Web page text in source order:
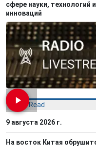
сфере науки, технологий и
инноваций
Most Read
9 августа 2026 г.
На восток Китая